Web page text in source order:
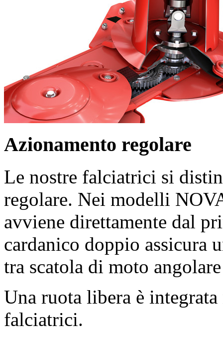
Azionamento regolare
Le nostre falciatrici si
regolare. Nei modelli
avviene direttamente dal
cardanico doppio assicura
tra scatola di moto
Una ruota libera è
falciatrici.